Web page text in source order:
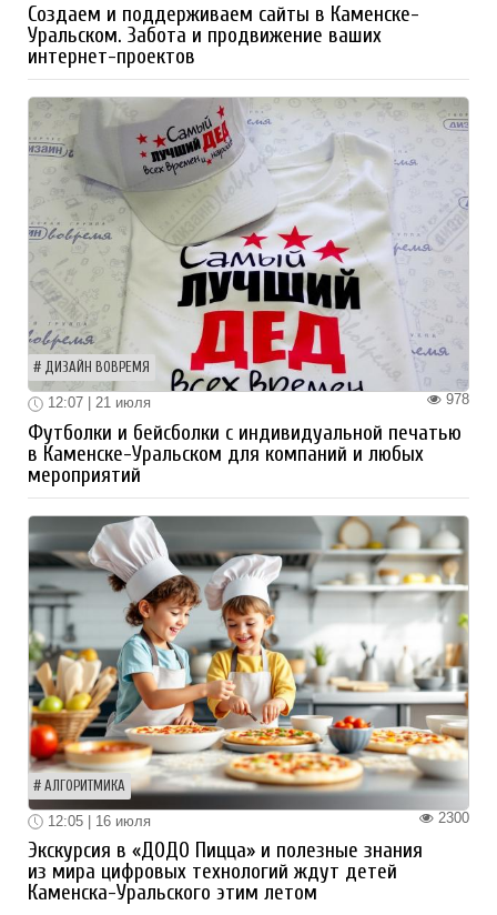
Создаем и поддерживаем сайты в Каменске-
Уральском. Забота и продвижение ваших
интернет-проектов
ДИЗАЙН ВОВРЕМЯ
978
12:07 | 21 июля
Футболки и бейсболки с индивидуальной печатью
в Каменске-Уральском для компаний и любых
мероприятий
АЛГОРИТМИКА
2300
12:05 | 16 июля
Экскурсия в «ДОДО Пицца» и полезные знания
из мира цифровых технологий ждут детей
Каменска-Уральского этим летом